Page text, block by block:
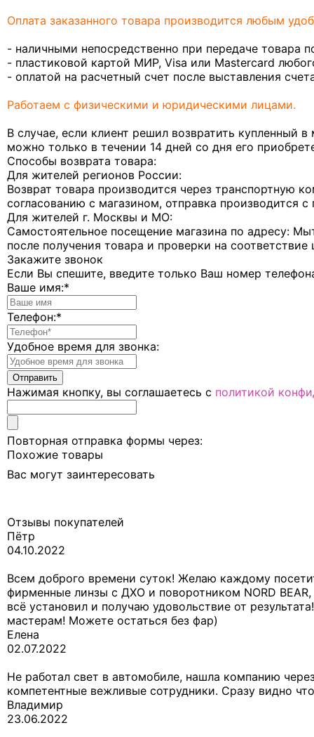
Оплата заказанного товара производится любым
- наличными непосредственно при передаче товара
- пластиковой картой МИР, Visa или Mastercard
- оплатой на расчетный счет после выставления
Работаем с физическими и юридическими лицами.
В случае, если клиент решил возвратить купленный
можно только в течении 14 дней со дня его
Способы возврата товара:
Для жителей регионов России:
Возврат товара производится через
согласованию с магазином, отправка производится
Для жителей г. Москвы и МО:
Самостоятельное посещение магазина по адресу:
после получения товара и проверки на соответствие
Закажите звонок
Если Вы спешите, введите только Ваш номер
Ваше имя:*
Телефон:*
Удобное время для звонка:
Нажимая кнопку, вы соглашаетесь с политикой
Повторная отправка формы через:
Похожие товары
Вас могут заинтересовать
Отзывы покупателей
Пётр
04.10.2022
Всем доброго времени суток! Желаю каждому
фирменные линзы с ДХО и поворотником NORD
всё установил и получаю удовольствие от
мастерам! Можете остаться без фар)
Елена
02.07.2022
Не работал свет в автомобиле, нашла компанию
компетентные вежливые сотрудники. Сразу видно
Владимир
23.06.2022